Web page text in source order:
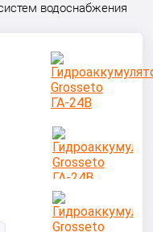
водоснабжения